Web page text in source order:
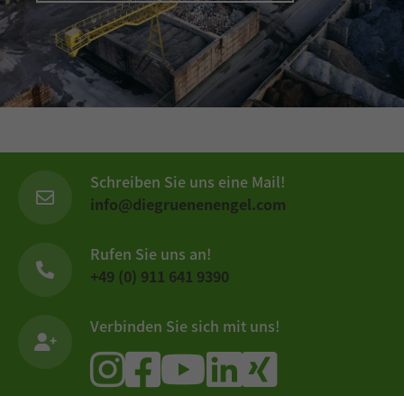
Schreiben Sie uns eine Mail!
info@diegruenenengel.com
Rufen Sie uns an!
+49 (0) 911 641 9390
Verbinden Sie sich mit uns!